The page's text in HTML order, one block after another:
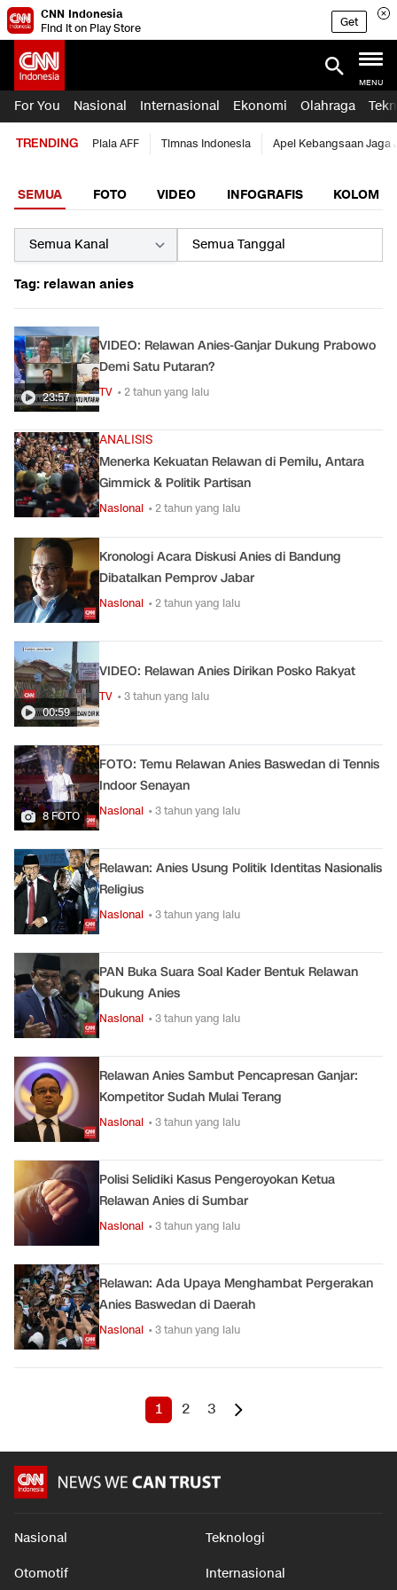
CNN Indonesia
Find it on Play Store
Get
MENU
For You Nasional Internasional Ekonomi Olahraga
TRENDING Piala AFF Timnas Indonesia Apel Kebangsaan Jaga
SEMUA FOTO VIDEO INFOGRAFIS KOLOM
Tag: relawan anies
23:57
VIDEO: Relawan Anies-Ganjar Dukung Prabowo
Demi Satu Putaran?
TV • 2 tahun yang lalu
ANALISIS
Menerka Kekuatan Relawan di Pemilu, Antara
Gimmick & Politik Partisan
Nasional • 2 tahun yang lalu
Kronologi Acara Diskusi Anies di Bandung
Dibatalkan Pemprov Jabar
Nasional • 2 tahun yang lalu
00:59
VIDEO: Relawan Anies Dirikan Posko Rakyat
TV • 3 tahun yang lalu
8 FOTO
FOTO: Temu Relawan Anies Baswedan di Tennis
Indoor Senayan
Nasional • 3 tahun yang lalu
Relawan: Anies Usung Politik Identitas Nasionalis
Religius
Nasional • 3 tahun yang lalu
PAN Buka Suara Soal Kader Bentuk Relawan
Dukung Anies
Nasional • 3 tahun yang lalu
Relawan Anies Sambut Pencapresan Ganjar:
Kompetitor Sudah Mulai Terang
Nasional • 3 tahun yang lalu
Polisi Selidiki Kasus Pengeroyokan Ketua
Relawan Anies di Sumbar
Nasional • 3 tahun yang lalu
Relawan: Ada Upaya Menghambat Pergerakan
Anies Baswedan di Daerah
Nasional • 3 tahun yang lalu
1 2 3
Nasional Teknologi
Otomotif Internasional